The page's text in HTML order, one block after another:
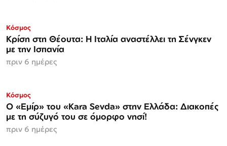
Κόσμος
Κρίση στη Θέουτα: Η Ιταλία αναστέλλει τη Σένγκεν
με την Ισπανία
πριν 6 ημέρες
Κόσμος
Ο «Εμίρ» του «Kara Sevda» στην Ελλάδα: Διακοπές
με τη σύζυγό του σε όμορφο νησί!
πριν 6 ημέρες